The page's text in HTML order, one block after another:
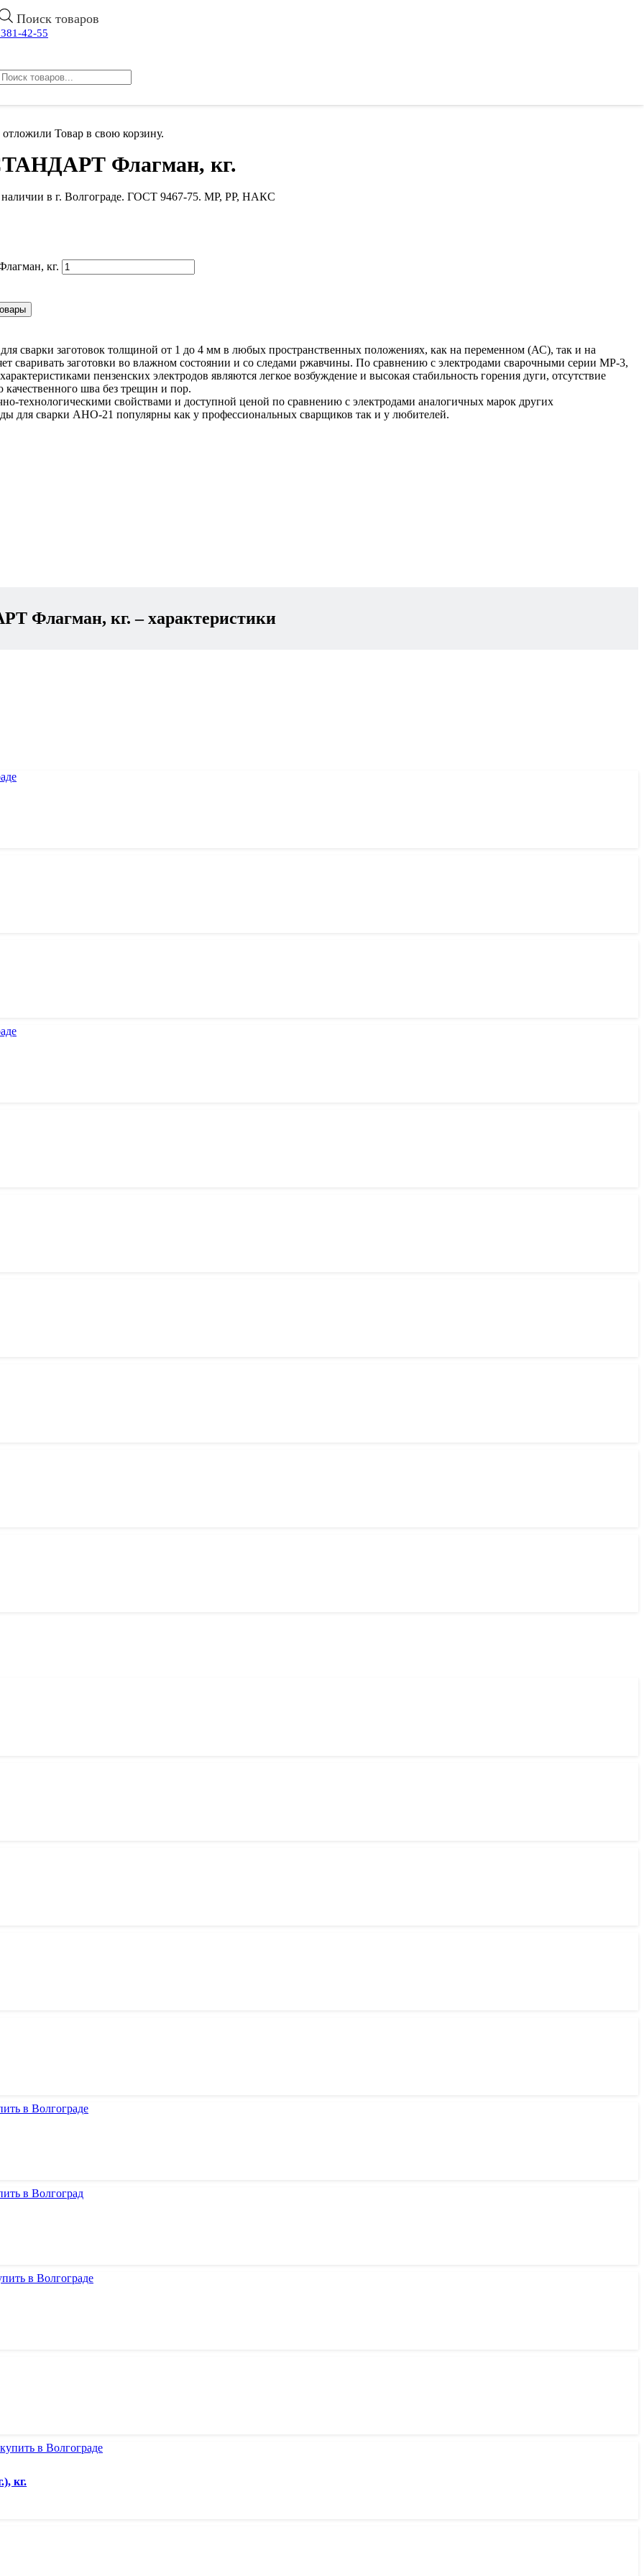
381-42-55
Поиск товаров
Товар в свою корзину.
Флагман, кг.
в г. Волгограде. ГОСТ 9467-75. МР, РР, НАКС
кг.
заготовок толщиной от 1 до 4 мм в любых пространственных положениях, как на переменном (АС), так и на
сваривать заготовки во влажном состоянии и со следами ржавчины. По сравнению с электродами сварочными серии МР-3,
пензенских электродов являются легкое возбуждение и высокая стабильность горения дуги, отсутствие
шва без трещин и пор.
свойствами и доступной ценой по сравнению с электродами аналогичных марок других
для сварки АНО-21 популярны как у профессиональных сварщиков так и у любителей.
Флагман, кг. – характеристики
кг.